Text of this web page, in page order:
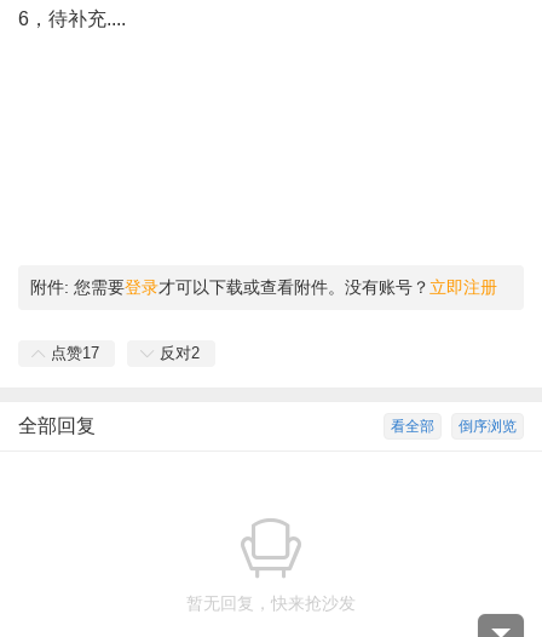
6，待补充....
附件: 您需要登录才可以下载或查看附件。没有账号？ 立即注册
点赞17 反对2
倒序浏览
看全部
全部回复
暂无回复，快来抢沙发